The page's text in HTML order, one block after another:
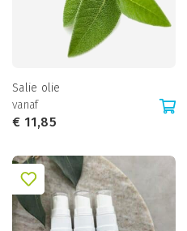
Salie olie
vanaf
€ 11,85